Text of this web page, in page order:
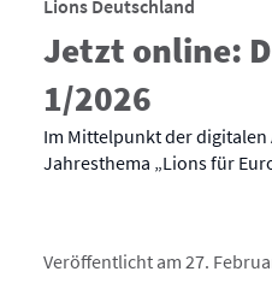
Lions Deutschland
Jetzt online:
1/2026
Im Mittelpunkt der digitalen
Jahresthema „Lions für
Veröffentlicht am 27.